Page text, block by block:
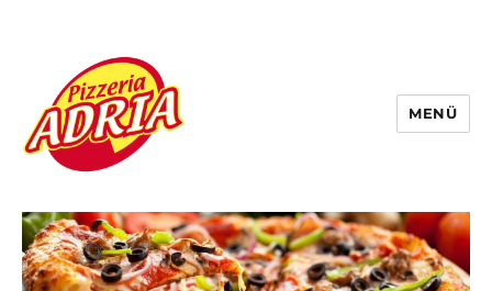
Pizzeria Adria
MENÜ